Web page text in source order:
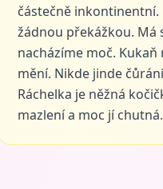
částečně inkontinentní.
žádnou překážkou. Má
nacházíme moč.
mění. Nikde jinde
Ráchelka je něžná
mazlení a moc jí